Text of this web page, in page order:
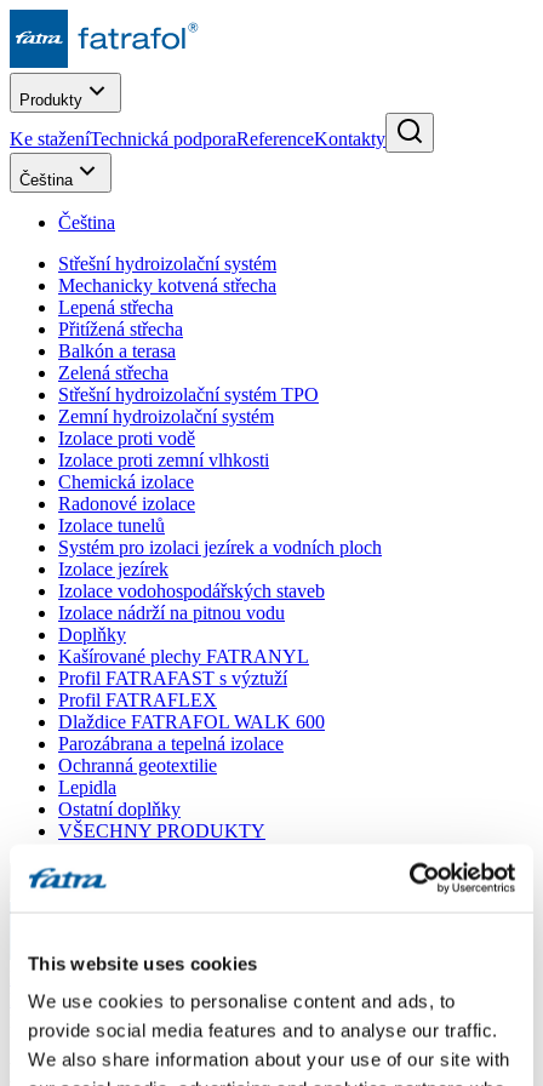
This website uses cookies
We use cookies to personalise content and ads, to
provide social media features and to analyse our traffic.
We also share information about your use of our site with
Produkty
Ke staženíTechnická podporaReferenceKontakty
Čeština
Čeština
Střešní hydroizolační systém
Mechanicky kotvená střecha
Lepená střecha
Přitížená střecha
Balkón a terasa
Zelená střecha
Střešní hydroizolační systém TPO
Zemní hydroizolační systém
Izolace proti vodě
Izolace proti zemní vlhkosti
Chemická izolace
Radonové izolace
Izolace tunelů
Systém pro izolaci jezírek a vodních ploch
Izolace jezírek
Izolace vodohospodářských staveb
Izolace nádrží na pitnou vodu
Doplňky
Kašírované plechy FATRANYL
Profil FATRAFAST s výztuží
Profil FATRAFLEX
Dlaždice FATRAFOL WALK 600
Parozábrana a tepelná izolace
Ochranná geotextilie
Lepidla
Ostatní doplňky
VŠECHNY PRODUKTY
Menu
Menu
Domů/
Poradna/
Dotaz 358
Dotaz 358